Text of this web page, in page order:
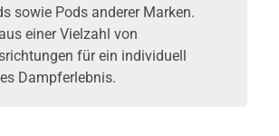
sowie Pods anderer Marken.
einer Vielzahl von
für ein individuell
Dampferlebnis.